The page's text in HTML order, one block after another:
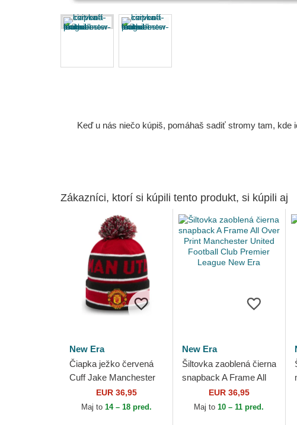
Keď u nás niečo kúpiš, pomáhaš sadiť stromy tam,
Zákazníci, ktorí si kúpili tento produkt, si kúpili aj
New Era
Čiapka ježko červená
Cuff Jake Manchester
United Football Club
Premier League New
EUR 36,95
Maj to 14 – 18 pred.
New Era
Šiltovka zaoblená čierna
snapback A Frame All
Over Print Manchester
United Football Club
EUR 36,95
Maj to10 – 11 pred.